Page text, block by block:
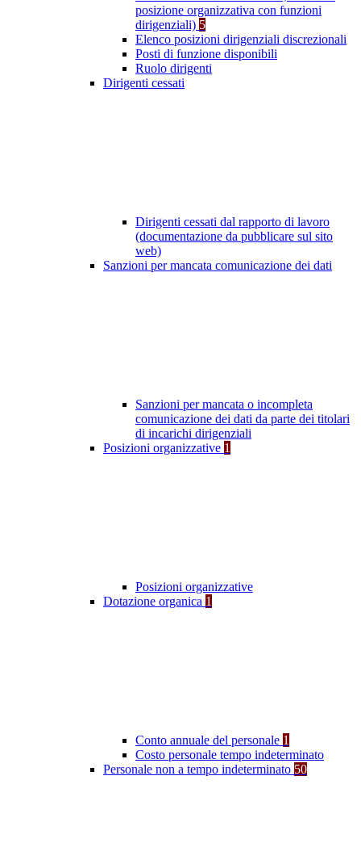
posizione organizzativa con funzioni
dirigenziali) 5
Elenco posizioni dirigenziali discrezionali
Posti di funzione disponibili
Ruolo dirigenti
Dirigenti cessati
Dirigenti cessati dal rapporto di lavoro
(documentazione da pubblicare sul sito
web)
Sanzioni per mancata comunicazione dei dati
Sanzioni per mancata o incompleta
comunicazione dei dati da parte dei titolari
di incarichi dirigenziali
Posizioni organizzative 1
Posizioni organizzative
Dotazione organica 1
Conto annuale del personale 1
Costo personale tempo indeterminato
Personale non a tempo indeterminato 50